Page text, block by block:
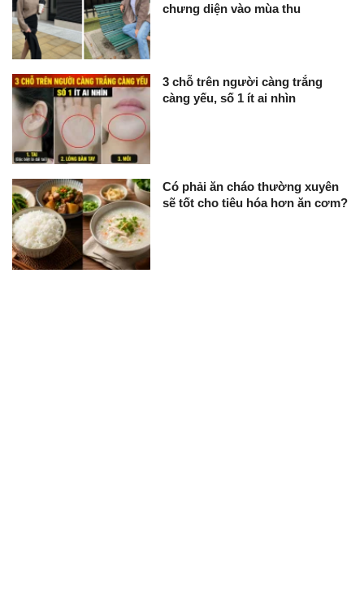
chưng diện vào mùa thu
3 chỗ trên người càng trắng
càng yếu, số 1 ít ai nhìn
Có phải ăn cháo thường xuyên
sẽ tốt cho tiêu hóa hơn ăn cơm?